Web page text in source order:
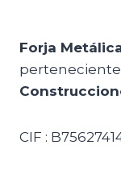
Forja
perteneciente
CIF :